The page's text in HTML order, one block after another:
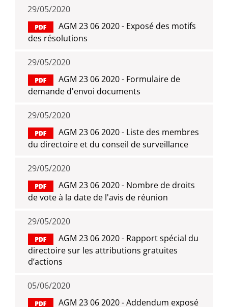
29/05/2020
AGM 23 06 2020 - Exposé des motifs
des résolutions
29/05/2020
AGM 23 06 2020 - Formulaire de
demande d'envoi documents
29/05/2020
AGM 23 06 2020 - Liste des membres
du directoire et du conseil de surveillance
29/05/2020
AGM 23 06 2020 - Nombre de droits
de vote à la date de l'avis de réunion
29/05/2020
AGM 23 06 2020 - Rapport spécial du
directoire sur les attributions gratuites
d’actions
05/06/2020
AGM 23 06 2020 - Addendum exposé